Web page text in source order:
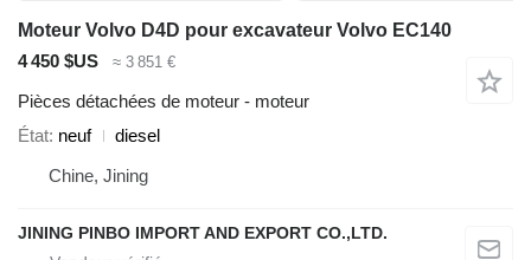
Moteur Volvo D4D pour excavateur Volvo EC140
4 450 $US
≈ 3 851 €
Pièces détachées de moteur - moteur
État neuf
diesel
Chine, Jining
JINING PINBO IMPORT AND EXPORT CO.,LTD.